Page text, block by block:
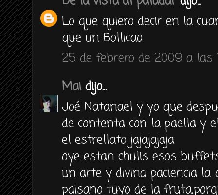
Lo que quiero decir en la
que un Bollicao
25 de febrero de 2009 a las
Mai dijo...
Joé Natanael y yo que
de contenta con la paella y
el estrellato jajajajaja.
oye estan chulis esos
un arte y divina paciencia la
paisano tuyo de la